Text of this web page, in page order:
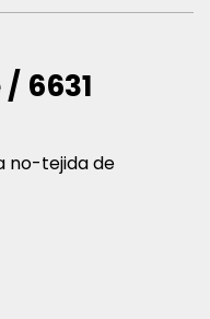
6631
no-tejida de